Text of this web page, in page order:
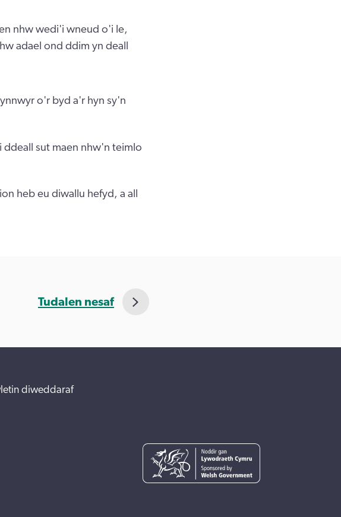
nhw wedi'i wneud o'i le,
adael ond ddim yn deall
o'r byd a'r hyn sy'n
sut maen nhw'n teimlo
heb eu diwallu hefyd, a all
Tudalen nesaf
diweddaraf